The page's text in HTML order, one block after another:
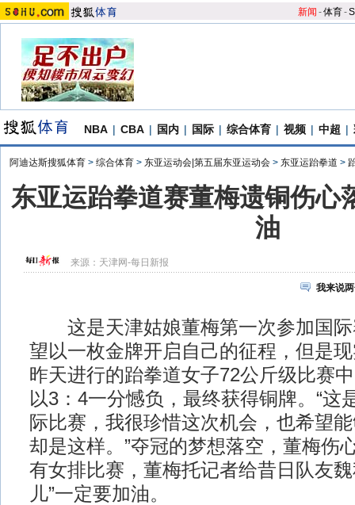
新闻 -体育-S
NBA | CBA | 国内 | 国际 | 综合体育 | 视频 | 中超 |
阿迪达斯搜狐体育 > 综合体育 > 东亚运动会|第五届东亚运动会 > 东亚运跆拳道 >
东亚运跆拳道赛董梅遗铜伤心
油
来源： 天津网-每日新报
我来说
这是天津姑娘董梅第一次参加国际
望以一枚金牌开启自己的征程，但是
昨天进行的跆拳道女子72公斤级比赛
以3：4一分憾负，最终获得铜牌。“这
际比赛，我很珍惜这次机会，也希望
却是这样。”夺冠的梦想落空，董梅伤
有女排比赛，董梅托记者给昔日队友
儿”一定要加油。